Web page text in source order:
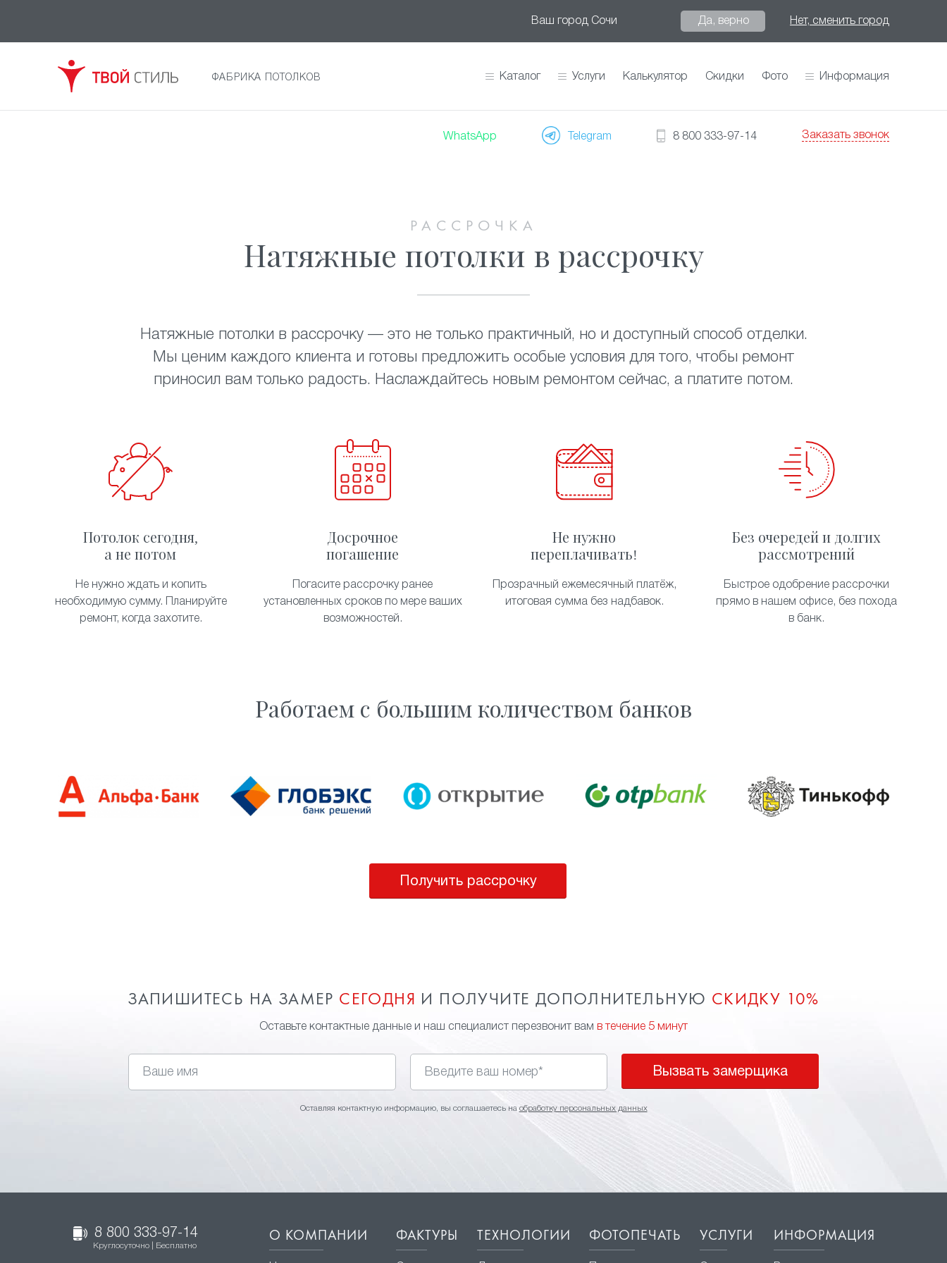
Ваш город Сочи Да, верно Нет, сменить город
ФАБРИКА ПОТОЛКОВ Каталог Услуги Калькулятор Скидки Фото Информация
WhatsApp Telegram 8 800 333-97-14 Заказать звонок
РАССРОЧКА
Натяжные потолки в рассрочку
Натяжные потолки в рассрочку — это не только практичный, но и доступный способ отделки.
Мы ценим каждого клиента и готовы предложить особые условия для того, чтобы ремонт
приносил вам только радость. Наслаждайтесь новым ремонтом сейчас, а платите потом.
Потолок сегодня,
а не потом
Не нужно ждать и копить
необходимую сумму. Планируйте
ремонт, когда захотите.
Досрочное
погашение
Погасите рассрочку ранее
установленных сроков по мере ваших
возможностей.
Не нужно
переплачивать!
Прозрачный ежемесячный платёж,
итоговая сумма без надбавок.
Без очередей и долгих
рассмотрений
Быстрое одобрение рассрочки
прямо в нашем офисе, без похода
в банк.
Работаем с большим количеством банков
Получить рассрочку
ЗАПИШИТЕСЬ НА ЗАМЕР СЕГОДНЯ И ПОЛУЧИТЕ ДОПОЛНИТЕЛЬНУЮ СКИДКУ 10%
Оставьте контактные данные и наш специалист перезвонит вам в течение 5 минут
Вызвать замерщика
Оставляя контактную информацию, вы соглашаетесь на обработку персональных данных
8 800 333-97-14
Круглосуточно | Бесплатно
О КОМПАНИИ ФАКТУРЫ ТЕХНОЛОГИИ ФОТОПЕЧАТЬ УСЛУГИ ИНФОРМАЦИЯ